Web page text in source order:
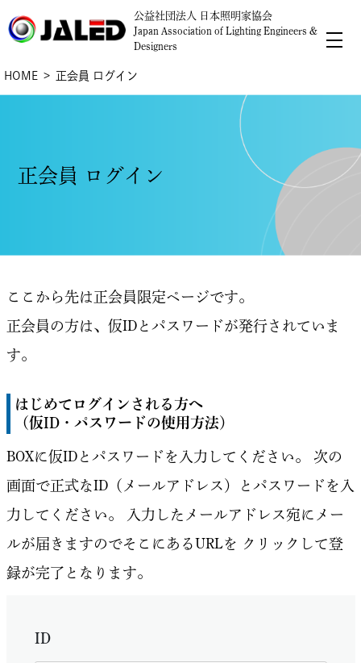
公益社団法人 日本照明家協会
Japan Association of Lighting Engineers &
Designers
HOME 正会員 ログイン
正会員 ログイン
ここから先は正会員限定ページです。
正会員の方は、仮IDとパスワードが発行されていま
す。
はじめてログインされる方へ
（仮ID・パスワードの使用方法）
BOXに仮IDとパスワードを入力してください。
次の
画面で正式なID（メールアドレス）とパスワードを入
力してください。
入力したメールアドレス宛にメー
ルが届きますのでそこにあるURLを クリックして登
録が完了となります。
ID